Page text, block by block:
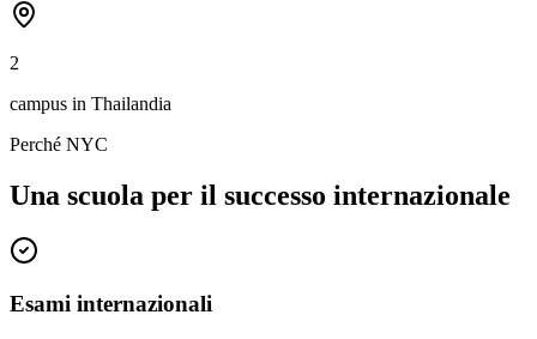
2
campus in Thailandia
Perché NYC
Una scuola per il successo internazionale
Esami internazionali